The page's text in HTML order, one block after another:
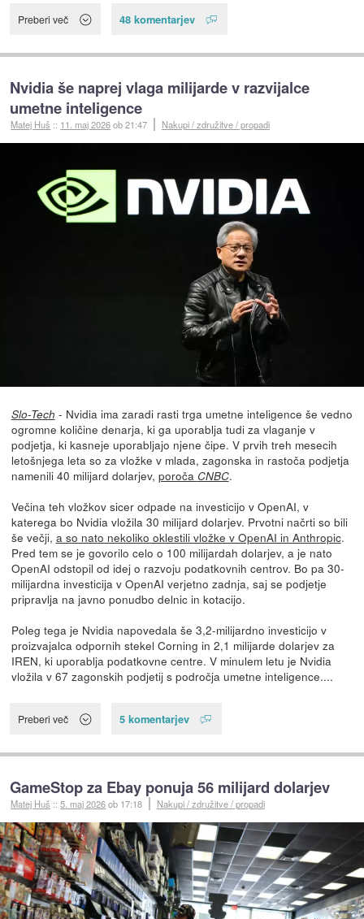
Preberi več 48 komentarjev
Nvidia še naprej vlaga milijarde v razvijalce
umetne inteligence
Matej Huš :: 11. maj 2026ob 21:47 Nakupi / združitve / propadi
Slo-Tech - Nvidia ima zaradi rasti trga umetne inteligence še vedno
ogromne količine denarja, ki ga uporablja tudi za vlaganje v
podjetja, ki kasneje uporabljajo njene čipe. V prvih treh mesecih
letošnjega leta so za vložke v mlada, zagonska in rastoča podjetja
namenili 40 milijard dolarjev, poroča CNBC.
Večina teh vložkov sicer odpade na investicijo v OpenAI, v
katerega bo Nvidia vložila 30 milijard dolarjev. Prvotni načrti so bili
še večji, a so nato nekoliko oklestili vložke v OpenAI in Anthropic.
Pred tem se je govorilo celo o 100 milijardah dolarjev, a je nato
OpenAI odstopil od idej o razvoju podatkovnih centrov. Bo pa 30-
milijardna investicija v OpenAI verjetno zadnja, saj se podjetje
pripravlja na javno ponudbo delnic in kotacijo.
Poleg tega je Nvidia napovedala še 3,2-milijardno investicijo v
proizvajalca odpornih stekel Corning in 2,1 milijarde dolarjev za
IREN, ki uporablja podatkovne centre. V minulem letu je Nvidia
vložila v 67 zagonskih podjetij s področja umetne inteligence....
Preberi več 5 komentarjev
GameStop za Ebay ponuja 56 milijard dolarjev
Matej Huš ::5. maj 2026ob 17:18 Nakupi / združitve / propadi